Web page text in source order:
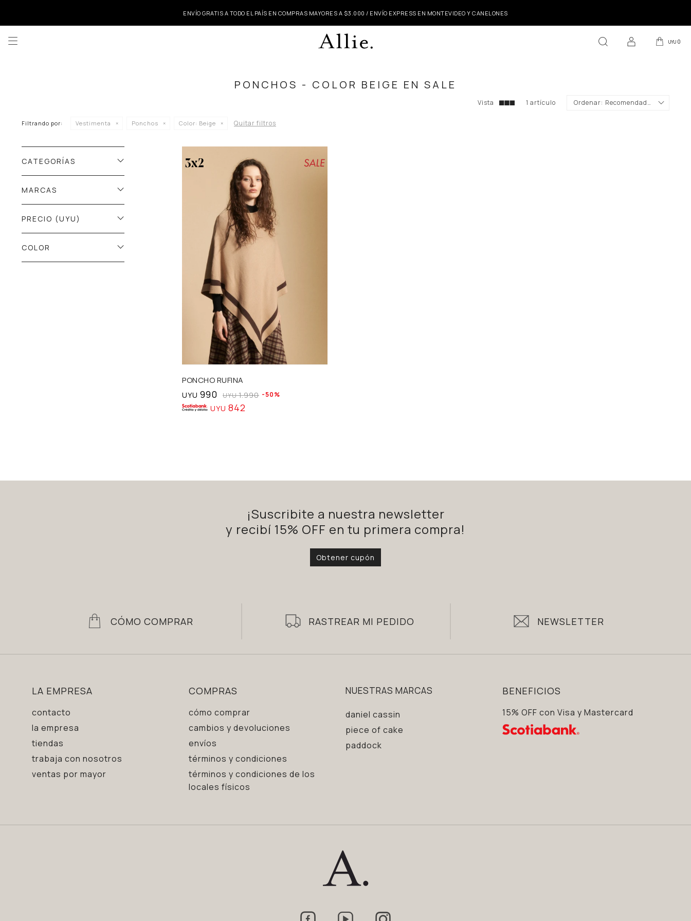
ENVÍO GRATIS A TODO EL PAÍS EN COMPRAS MAYORES A $3.000 / ENVÍO EXPRESS EN MONTEVIDEO Y CANELONES
UYU 0

PONCHOS - COLOR BEIGE EN SALE
1 artículo Recomendados
Filtrando por: Vestimenta Ponchos Color: Beige Quitar filtros
Talle
PONCHO RUFINA
UYU 990 UYU 1.990 50
UYU 842
CATEGORÍAS
MARCAS
PRECIO (UYU)
COLOR
¡Suscribite a nuestra newsletter
y recibí 15% OFF en tu primera compra!
Obtener cupón
CÓMO COMPRAR RASTREAR MI PEDIDO NEWSLETTER
LA EMPRESA
contacto
la empresa
tiendas
trabaja con nosotros
ventas por mayor
COMPRAS
cómo comprar
cambios y devoluciones
envíos
términos y condiciones
términos y condiciones de los
locales físicos
NUESTRAS MARCAS
daniel cassin
piece of cake
paddock
BENEFICIOS
15% OFF con Visa y Mastercard